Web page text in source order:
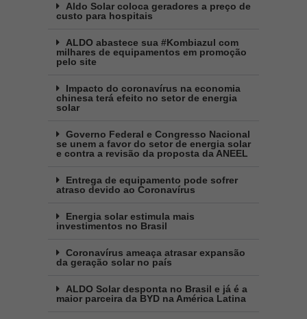
Aldo Solar coloca geradores a preço de
custo para hospitais
ALDO abastece sua #Kombiazul com
milhares de equipamentos em promoção
pelo site
Impacto do coronavírus na economia
chinesa terá efeito no setor de energia
solar
Governo Federal e Congresso Nacional
se unem a favor do setor de energia solar
e contra a revisão da proposta da ANEEL
Entrega de equipamento pode sofrer
atraso devido ao Coronavírus
Energia solar estimula mais
investimentos no Brasil
Coronavírus ameaça atrasar expansão
da geração solar no país
ALDO Solar desponta no Brasil e já é a
maior parceira da BYD na América Latina